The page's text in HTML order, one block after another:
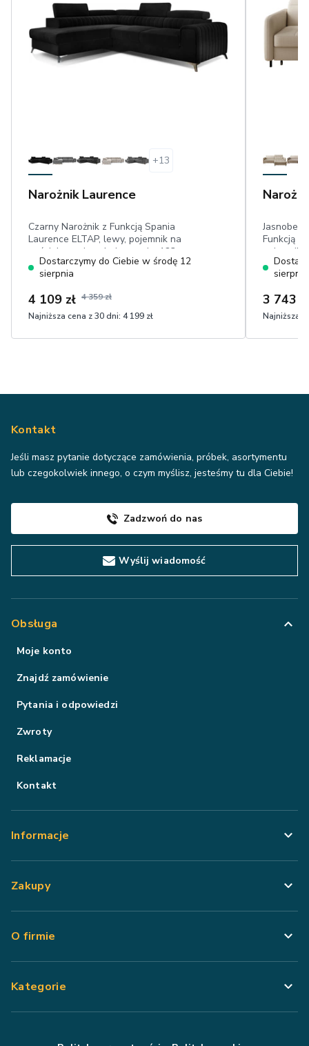
+13
Narożnik Laurence
Czarny Narożnik z Funkcją Spania
Laurence ELTAP, lewy, pojemnik na
pościel, powierzchnia spania: 123 cm x
193 cm, niecieniujący welwet
Dostarczymy do Ciebie w środę 12
sierpnia
4 109 zł 4 359 zł
Najniższa cena z 30 dni: 4 199 zł
Funkcją
delfin,
sierpnia
3 743
Najniższa
Kontakt
Jeśli masz pytanie dotyczące zamówienia, próbek, asortymentu
lub czegokolwiek innego, o czym myślisz, jesteśmy tu dla Ciebie!
Zadzwoń do nas
Wyślij wiadomość
Obsługa
Moje konto
Znajdź zamówienie
Pytania i odpowiedzi
Zwroty
Reklamacje
Kontakt
Informacje
Zakupy
O firmie
Kategorie